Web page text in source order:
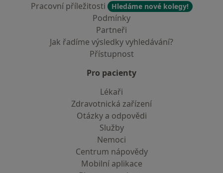
Pracovní příležitosti
Hledáme nové kolegy!
Podmínky
Partneři
Jak řadíme výsledky vyhledávání?
Přístupnost
Pro pacienty
Lékaři
Zdravotnická zařízení
Otázky a odpovědi
Služby
Nemoci
Centrum nápovědy
Mobilní aplikace